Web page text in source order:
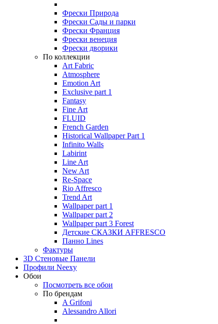
Фрески Природа
Фрески Сады и парки
Фрески Франция
Фрески венеция
Фрески дворики
По коллекции
Art Fabric
Atmosphere
Emotion Art
Exclusive part 1
Fantasy
Fine Art
FLUID
French Garden
Historical Wallpaper Part 1
Infinito Walls
Labirint
Line Art
New Art
Re-Space
Rio Affresco
Trend Art
Wallpaper part 1
Wallpaper part 2
Wallpaper part 3 Forest
Детские СКАЗКИ AFFRESCO
Панно Lines
Фактуры
3D Стеновые Панели
Профили Neexy
Обои
Посмотреть все обои
По брендам
A Grifoni
Alessandro Allori